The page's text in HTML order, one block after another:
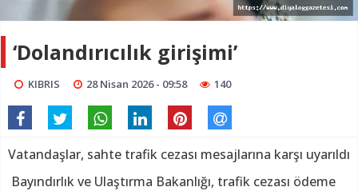
‘Dolandırıcılık girişimi’
KIBRIS 28 Nisan 2026 - 09:58 140
Vatandaşlar, sahte trafik cezası mesajlarına karşı uyarıldı
Bayındırlık ve Ulaştırma Bakanlığı, trafik cezası ödeme